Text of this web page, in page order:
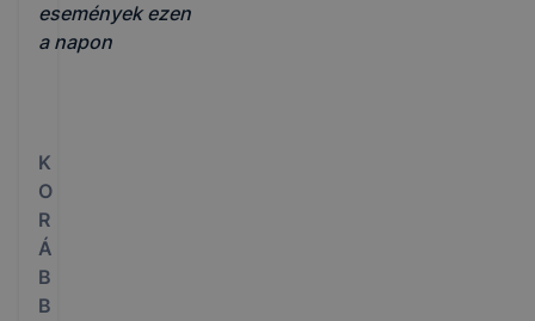
események ezen
a napon
K
O
R
Á
B
B